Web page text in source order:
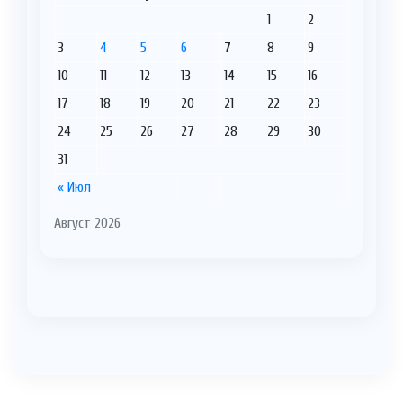
Август 2026
« Июл
1
2
3
4 5 6 7 8
9
10
11 12 13 14 15
16
17
18 19 20 21 22
23
24
25 26 27 28 29
30
31